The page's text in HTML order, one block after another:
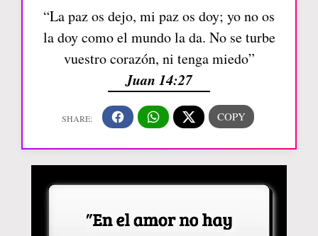
“La paz os dejo, mi paz os doy; yo no os
la doy como el mundo la da. No se turbe
vuestro corazón, ni tenga miedo”
Juan 14:27